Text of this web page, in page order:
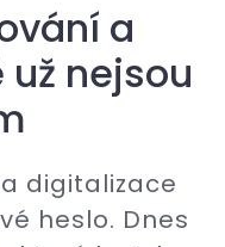
a
nejsou
digitalizace
heslo. Dnes